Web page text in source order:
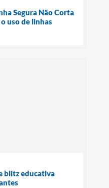
Segura Não Corta
uso de linhas
blitz educativa